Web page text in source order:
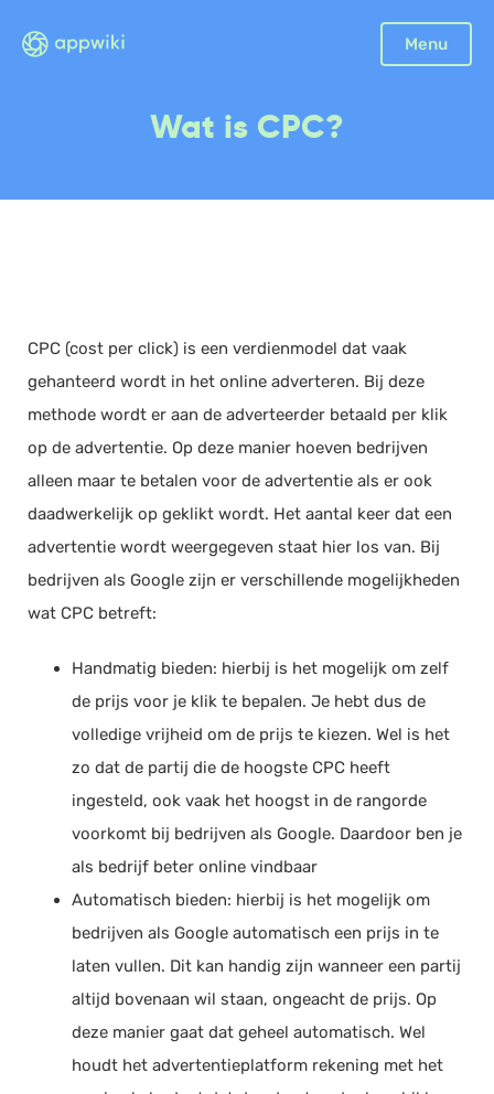
Menu
Sluiten
Scan en herken
CRM
Sales
Urenregistratie
Offerte
Documentmanagement
Projectmanagement
Werkbonnen
Rittenregistratie
Webshop
Kassa
Voorraadbeheer
ERP
Rapportage
Salarisadministratie
Website
Wat is CPC?
CPC (cost per click) is een verdienmodel dat vaak
gehanteerd wordt in het online adverteren. Bij deze
methode wordt er aan de adverteerder betaald per klik
op de advertentie. Op deze manier hoeven bedrijven
alleen maar te betalen voor de advertentie als er ook
daadwerkelijk op geklikt wordt. Het aantal keer dat een
advertentie wordt weergegeven staat hier los van. Bij
bedrijven als Google zijn er verschillende mogelijkheden
wat CPC betreft:
Handmatig bieden: hierbij is het mogelijk om zelf
de prijs voor je klik te bepalen. Je hebt dus de
volledige vrijheid om de prijs te kiezen. Wel is het
zo dat de partij die de hoogste CPC heeft
ingesteld, ook vaak het hoogst in de rangorde
voorkomt bij bedrijven als Google. Daardoor ben je
als bedrijf beter online vindbaar
Automatisch bieden: hierbij is het mogelijk om
bedrijven als Google automatisch een prijs in te
laten vullen. Dit kan handig zijn wanneer een partij
altijd bovenaan wil staan, ongeacht de prijs. Op
deze manier gaat dat geheel automatisch. Wel
houdt het advertentieplatform rekening met het